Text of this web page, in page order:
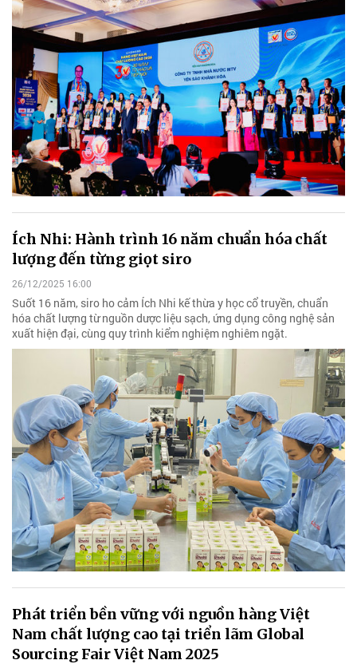
Ích Nhi: Hành trình 16 năm chuẩn hóa chất
lượng đến từng giọt siro
26/12/2025 16:00
Suốt 16 năm, siro ho cảm Ích Nhi kế thừa y học cổ truyền, chuẩn
hóa chất lượng từ nguồn dược liệu sạch, ứng dụng công nghệ sản
xuất hiện đại, cùng quy trình kiểm nghiệm nghiêm ngặt.
Phát triển bền vững với nguồn hàng Việt
Nam chất lượng cao tại triển lãm Global
Sourcing Fair Việt Nam 2025